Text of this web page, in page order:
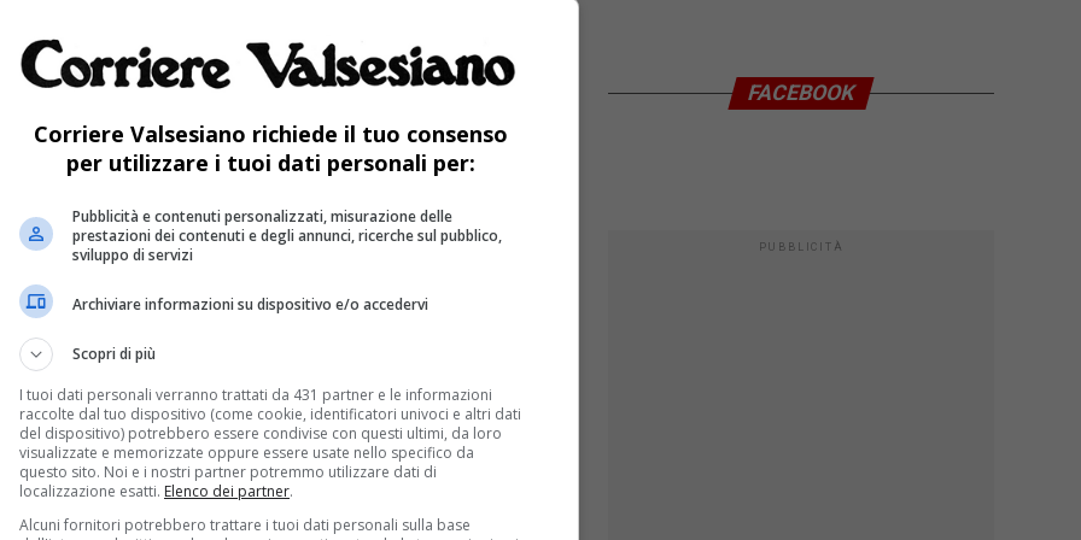
artistica, che si avvalga della tecnologia
creativo o di presentazione, o più
che interagisce con i media digitali: gli
al posto di pennelli e scalpelli, usano
bronzo, hanno competenze da
ed estro da artisti. Sfruttando tutte
dare forma e colore ai dati statistici e
trasformando i numeri in oggetti che si
di DNA in alberi tanto alti da non
nel computer di Andrea Agliaudi
è piccolissimo rispetto alla maestosità
FACEBOOK
PUBBLICITÀ
Corriere Valsesiano richiede il tuo consenso
per utilizzare i tuoi dati personali per:
Pubblicità e contenuti personalizzati, misurazione delle
prestazioni dei contenuti e degli annunci, ricerche sul pubblico,
sviluppo di servizi
Archiviare informazioni su dispositivo e/o accedervi
Scopri di più
I tuoi dati personali verranno trattati da 431 partner e le informazioni
raccolte dal tuo dispositivo (come cookie, identificatori univoci e altri dati
del dispositivo) potrebbero essere condivise con questi ultimi, da loro
visualizzate e memorizzate oppure essere usate nello specifico da
questo sito. Noi e i nostri partner potremmo utilizzare dati di
localizzazione esatti. Elenco dei partner.
Alcuni fornitori potrebbero trattare i tuoi dati personali sulla base